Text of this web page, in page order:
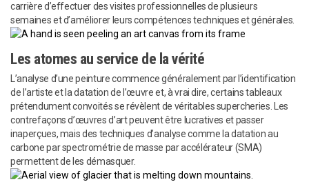
carrière d’effectuer des visites professionnelles de plusieurs
semaines et d’améliorer leurs compétences techniques et générales.
Les atomes au service de la vérité
L’analyse d’une peinture commence généralement par l’identification
de l’artiste et la datation de l’œuvre et, à vrai dire, certains tableaux
prétendument convoités se révèlent de véritables supercheries. Les
contrefaçons d’œuvres d’art peuvent être lucratives et passer
inaperçues, mais des techniques d’analyse comme la datation au
carbone par spectrométrie de masse par accélérateur (SMA)
permettent de les démasquer.